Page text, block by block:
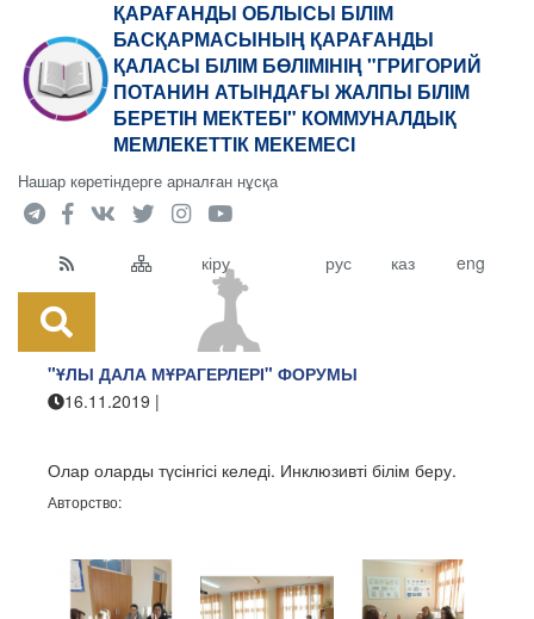
ҚАРАҒАНДЫ ОБЛЫСЫ БІЛІМ
БАСҚАРМАСЫНЫҢ ҚАРАҒАНДЫ
ҚАЛАСЫ БІЛІМ БӨЛІМІНІҢ "ГРИГОРИЙ
ПОТАНИН АТЫНДАҒЫ ЖАЛПЫ БІЛІМ
БЕРЕТІН МЕКТЕБІ" КОММУНАЛДЫҚ
МЕМЛЕКЕТТІК МЕКЕМЕСІ
Нашар көретіндерге арналған нұсқа
кіру рус каз eng
"ҰЛЫ ДАЛА МҰРАГЕРЛЕРІ" ФОРУМЫ
16.11.2019 |
Олар оларды түсінгісі келеді. Инклюзивті білім беру.
Авторство: